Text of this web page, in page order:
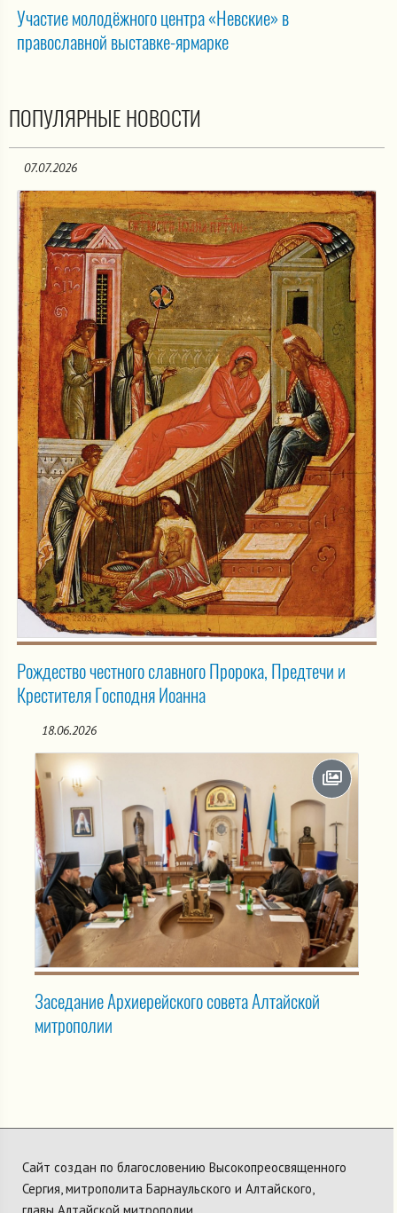
Участие молодёжного центра «Невские» в
православной выставке-ярмарке
ПОПУЛЯРНЫЕ НОВОСТИ
07.07.2026
Рождество честного славного Пророка, Предтечи и
Крестителя Господня Иоанна
18.06.2026
Заседание Архиерейского совета Алтайской
митрополии
Сайт создан по благословению Высокопреосвященного
Сергия, митрополита Барнаульского и Алтайского,